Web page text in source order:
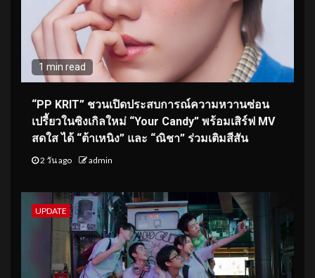
1 min read
“PP KRIT” ชวนเปิดประสบการณ์ความหวานซ่อน
เปรี้ยวในซิงเกิลใหม่ “Your Candy” พร้อมเสิร์ฟ MV
สดใส ได้ “ต้าเหนิง” และ “ณิชา” ร่วมเติมสีสัน
2 วัน ago admin
UPDATE